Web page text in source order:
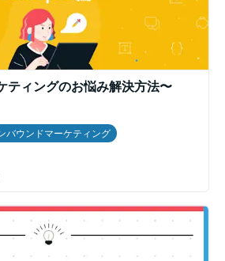
ティングのお悩み解決方法〜
バウンドマーケティング